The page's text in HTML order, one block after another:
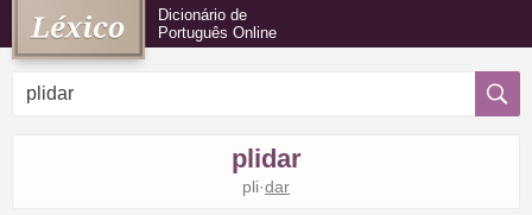
Dicionário de
Português Online
plidar
pli·dar